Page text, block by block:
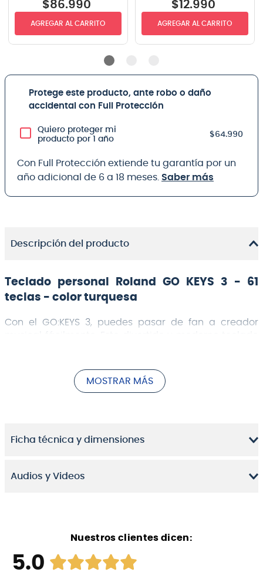
$86.990
AGREGAR AL CARRITO
$12.990
AGREGAR AL CARRITO
Protege este producto, ante robo o daño
accidental con Full Protección
Quiero proteger mi
producto por 1 año
$64.990
Con Full Protección extiende tu garantía por un
año adicional de 6 a 18 meses. Saber más
Descripción del producto
Teclado personal Roland GO KEYS 3 - 61
teclas - color turquesa
Con el GO:KEYS 3, puedes pasar de fan a creador
enciendes, pulsas unos botones y dejas volar tu
imaginación. A medida que vas aprendiendo, las
MOSTRAR MÁS
Ficha técnica y dimensiones
Audios y Videos
Nuestros clientes dicen:
5.0